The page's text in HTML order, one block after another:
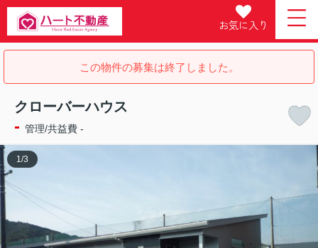
お気に入り
この物件の募集は終了しました。
クローバーハウス
- 管理/共益費 -
1 /3